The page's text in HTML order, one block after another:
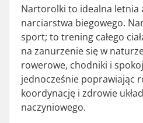
Nartorolki to idealna letnia
narciarstwa biegowego.
sport; to trening całego
na zanurzenie się w
rowerowe, chodniki i
jednocześnie poprawiając
koordynację i zdrowie
naczyniowego.